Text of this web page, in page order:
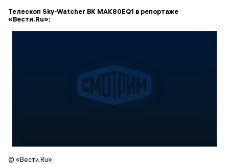
Телескоп Sky-Watcher BK MAK80EQ1 в репортаже
«Вести.Ru»:
© «Вести.Ru»